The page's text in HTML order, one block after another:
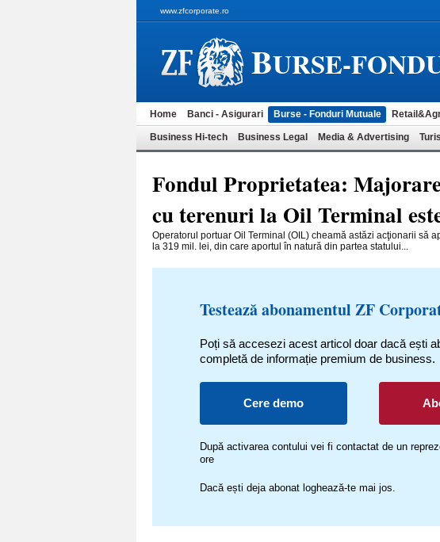
www.zfcorporate.ro
BURSE-
Home Banci - Asigurari Burse - Fonduri Mutuale
Business Hi-tech Business Legal Media & Advertising
Fondul Proprietatea:
cu terenuri la Oil Terminal
Operatorul portuar Oil Terminal (OIL) cheamă astăzi acţionarii să
la 319 mil. lei, din care aportul în na­tură din partea statului...
Testează abonamentul ZF
Poți să accesezi acest articol doar dacă ești
completă de informație premium de business.
Cere demo
După activarea contului vei fi contactat de un
ore
Dacă ești deja abonat loghează-te mai jos.